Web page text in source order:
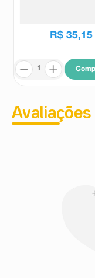
R$ 35,15
Avaliações